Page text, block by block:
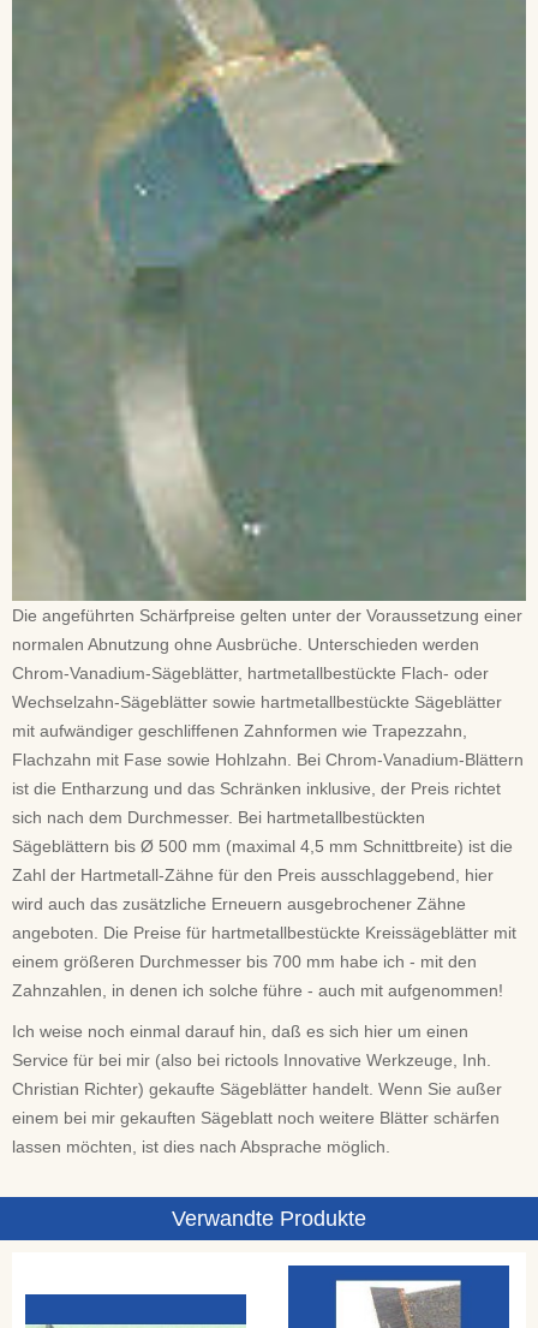
Die angeführten Schärfpreise gelten unter der Voraussetzung einer
normalen Abnutzung ohne Ausbrüche. Unterschieden werden
Chrom-Vanadium-Sägeblätter, hartmetallbestückte Flach- oder
Wechselzahn-Sägeblätter sowie hartmetallbestückte Sägeblätter
mit aufwändiger geschliffenen Zahnformen wie Trapezzahn,
Flachzahn mit Fase sowie Hohlzahn. Bei Chrom-Vanadium-Blättern
ist die Entharzung und das Schränken inklusive, der Preis richtet
sich nach dem Durchmesser. Bei hartmetallbestückten
Sägeblättern bis Ø 500 mm (maximal 4,5 mm Schnittbreite) ist die
Zahl der Hartmetall-Zähne für den Preis ausschlaggebend, hier
wird auch das zusätzliche Erneuern ausgebrochener Zähne
angeboten. Die Preise für hartmetallbestückte Kreissägeblätter mit
einem größeren Durchmesser bis 700 mm habe ich - mit den
Zahnzahlen, in denen ich solche führe - auch mit aufgenommen!
Ich weise noch einmal darauf hin, daß es sich hier um einen
Service für bei mir (also bei rictools Innovative Werkzeuge, Inh.
Christian Richter) gekaufte Sägeblätter handelt. Wenn Sie außer
einem bei mir gekauften Sägeblatt noch weitere Blätter schärfen
lassen möchten, ist dies nach Absprache möglich.
Verwandte Produkte